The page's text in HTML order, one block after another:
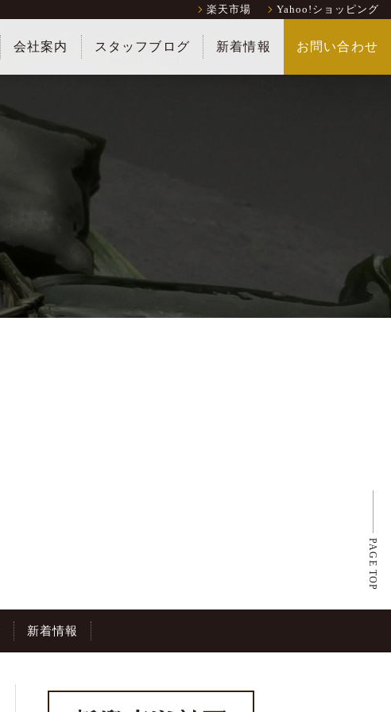
楽天市場 Yahoo!ショッピング
お問い合わせ
会社案内 スタッフブログ 新着情報
新着情報
PAGE TOP